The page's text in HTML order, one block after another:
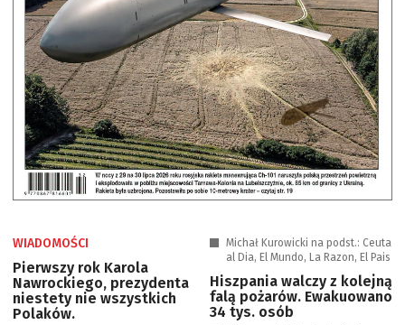
WIADOMOŚCI
Pierwszy rok Karola
Nawrockiego, prezydenta
niestety nie wszystkich
Polaków.
Michał Kurowicki na podst.: Ceuta
al Dia, El Mundo, La Razon, El Pais
Hiszpania walczy z kolejną
falą pożarów. Ewakuowano
34 tys. osób